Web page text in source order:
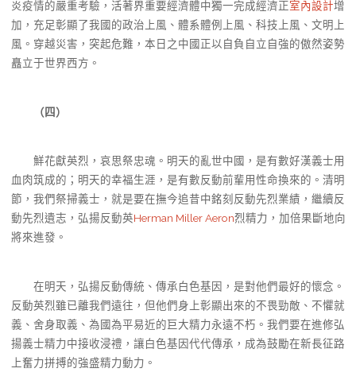
炎疫情的嚴重考驗，活著界重要經濟體中獨一完成經濟正室內設計增
加，充足彰顯了我國的政治上風、體系體例上風、科技上風、文明上
風。穿越災害，突起危難，本日之中國正以自負自立自強的傲然姿勢
矗立于世界西方。
（四）
鮮花獻英烈，哀思祭忠魂。明天的亂世中國，是有數好漢義士用
血肉筑成的；明天的幸福生涯，是有數反動前輩用性命換來的。清明
節，我們祭掃義士，就是要在撫今追昔中銘刻反動先烈業績，繼續反
動先烈遺志，弘揚反動英Herman Miller Aeron烈精力，加倍果斷地向
將來進發。
在明天，弘揚反動傳統、傳承白色基因，是對他們最好的懷念。
反動英烈雖已離我們遠往，但他們身上彰顯出來的不畏勁敵、不懼就
義、舍身取義、為國為平易近的巨大精力永遠不朽。我們要在進修弘
揚義士精力中接收浸禮，讓白色基因代代傳承，成為鼓勵在新長征路
上奮力拼搏的強盛精力動力。